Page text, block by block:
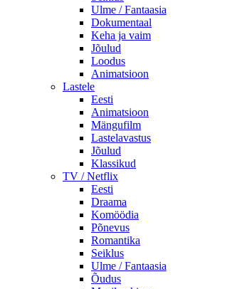
Ulme / Fantaasia
Dokumentaal
Keha ja vaim
Jõulud
Loodus
Animatsioon
Lastele
Eesti
Animatsioon
Mängufilm
Lastelavastus
Jõulud
Klassikud
TV / Netflix
Eesti
Draama
Komöödia
Põnevus
Romantika
Seiklus
Ulme / Fantaasia
Õudus